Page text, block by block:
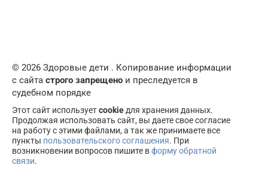
© 2026 Здоровые дети . Копирование информации
с сайта строго запрещено и преследуется в
судебном порядке
Этот сайт используетcookie для хранения данных.
Продолжая использовать сайт, вы даете свое согласие
на работу с этими файлами, а так же принимаете все
пункты пользовательского соглашения. При
возникновении вопросов пишите вформу обратной
связи.